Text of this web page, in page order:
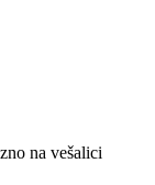
na vešalici